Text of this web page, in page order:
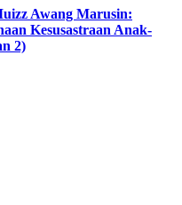
Awang Marusin:
Kesusastraan Anak-
2)